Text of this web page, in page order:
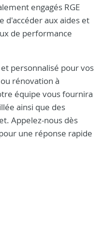
engagés RGE
d'accéder aux aides et
de performance
personnalisé pour vos
rénovation à
équipe vous fournira
ainsi que des
Appelez-nous dès
une réponse rapide